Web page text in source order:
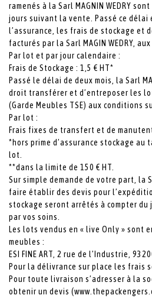
ramenés à la Sarl MAGNIN WEDRY
jours suivant la vente. Passé ce délai
l’assurance, les frais de stockage et
facturés par la Sarl MAGIN WEDRY,
Par lot et par jour calendaire :
Frais de Stockage : 1,5 € HT*
Passé le délai de deux mois, la Sarl
droit transférer et d’entreposer les
(Garde Meubles TSE) aux conditions
Par lot :
Frais fixes de transfert et de
*hors prime d’assurance stockage au
lot.
**dans la limite de 150 € HT.
Sur simple demande de votre part, la
faire établir des devis pour
stockage seront arrêtés à compter du
par vos soins.
Les lots vendus en « live Only » sont
meubles :
ESI FINE ART, 2 rue de l’Industrie,
Pour la délivrance sur place les frais
Pour toute livraison s’adresser à la
obtenir un devis